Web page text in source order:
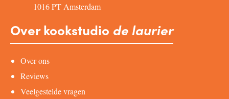
1016 PT Amsterdam
Over kookstudio de laurier
Over ons
Reviews
Veelgestelde vragen